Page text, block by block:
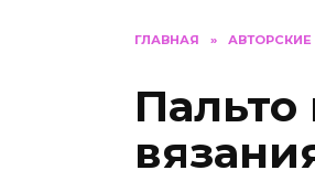
ГЛАВНАЯ »